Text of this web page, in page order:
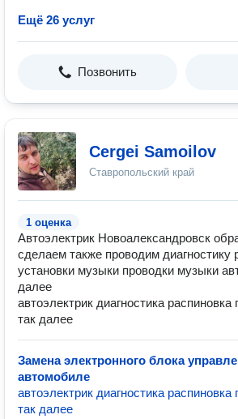
Ещё 26 услуг
Позвонить
Cergei Samoilov
Ставропольский край
1 оценка
Автоэлектрик Новоалександровск
сделаем также проводим диагностику
установки музыки проводки музыки
далее
автоэлектрик диагностика распиновка
так далее
Замена электронного блока
автомобиле
автоэлектрик диагностика распиновка
так далее